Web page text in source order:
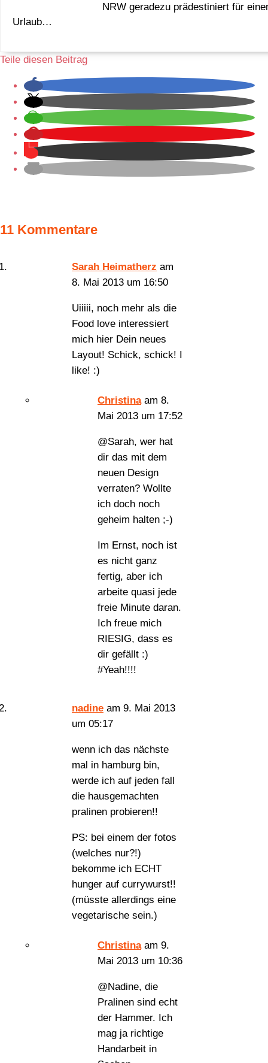
NRW geradezu prädestiniert für
Urlaub…
Teile diesen Beitrag
11 Kommentare
Sarah Heimatherz am
8. Mai 2013 um 16:50
Uiiiii, noch mehr als die
Food love interessiert
mich hier Dein neues
Layout! Schick, schick! I
like! :)
Christina am 8.
Mai 2013 um 17:52
@Sarah, wer hat
dir das mit dem
neuen Design
verraten? Wollte
ich doch noch
geheim halten ;-)
Im Ernst, noch ist
es nicht ganz
fertig, aber ich
arbeite quasi jede
freie Minute daran.
Ich freue mich
RIESIG, dass es
dir gefällt :)
#Yeah!!!!
nadine am 9. Mai 2013
um 05:17
wenn ich das nächste
mal in hamburg bin,
werde ich auf jeden fall
die hausgemachten
pralinen probieren!!
PS: bei einem der fotos
(welches nur?!)
bekomme ich ECHT
hunger auf currywurst!!
(müsste allerdings eine
vegetarische sein.)
Christina am 9.
Mai 2013 um 10:36
@Nadine, die
Pralinen sind echt
der Hammer. Ich
mag ja richtige
Handarbeit in